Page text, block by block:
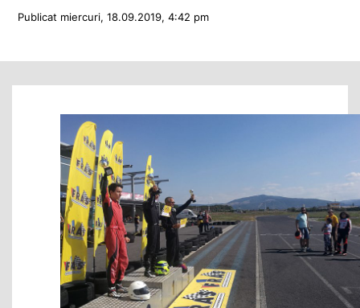
Publicat miercuri, 18.09.2019, 4:42 pm